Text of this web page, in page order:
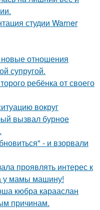
студии Warner
отношения
супругой.
ребёнка от своего
вокруг
вызвал бурное
- и взорвали
проявлять интерес к
у мамы машину!
кюбра карааслан
причинам.